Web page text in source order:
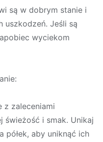
są w dobrym stanie i
uszkodzeń. Jeśli są
wyciekom
z zaleceniami
świeżość i smak. Unikaj
półek, aby uniknąć ich